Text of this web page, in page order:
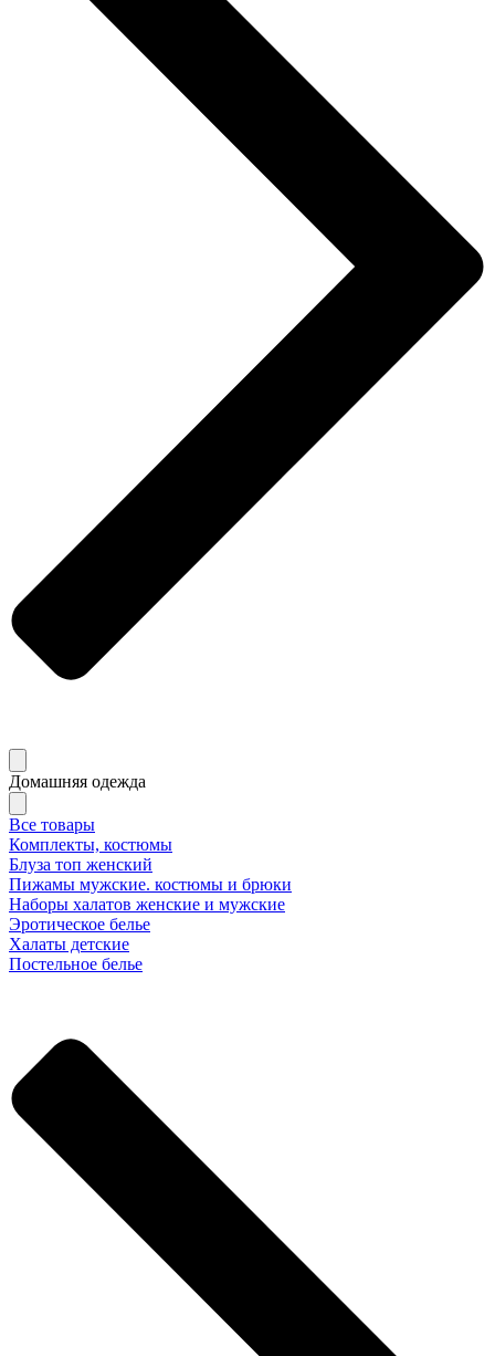
Домашняя одежда
Все товары
Комплекты, костюмы
Блуза топ женский
Пижамы мужские. костюмы и брюки
Наборы халатов женские и мужские
Эротическое белье
Халаты детские
Постельное белье